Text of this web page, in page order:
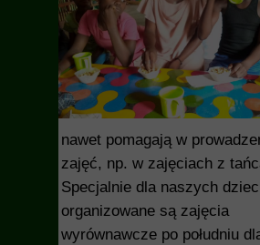
nawet pomagają w
zajęć, np. w zajęciach z
Specjalnie dla naszych
organizowane są zajęcia
wyrównawcze po południu